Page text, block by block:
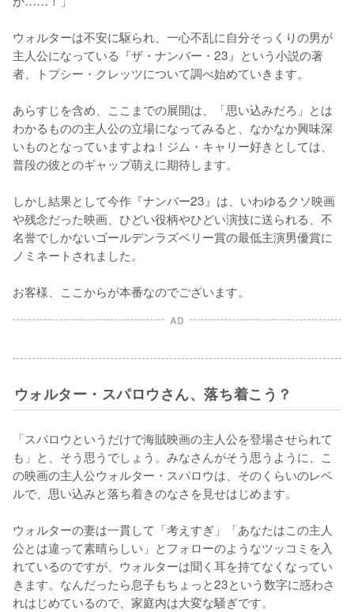
ウォルターは不安に駆られ、一心不乱に自分そっくりの男が
主人公になっている『ザ・ナンバー・23』という小説の著
者、トプシー・クレッツについて調べ始めていきます。
あらすじを含め、ここまでの展開は、「思い込みだろ」とは
わかるものの主人公の立場になってみると、なかなか興味深
いものとなっていますよね！ジム・キャリー好きとしては、
普段の彼とのギャップ萌えに期待します。
しかし結果として今作『ナンバー23』は、いわゆるクソ映画
や残念だった映画、ひどい役柄やひどい演技に送られる、不
名誉でしかないゴールデンラズベリー賞の最低主演男優賞に
ノミネートされました。
お客様、ここからが本番なのでございます。
AD
ウォルター・スパロウさん、落ち着こう？
「スパロウというだけで海賊映画の主人公を登場させられて
も」と、そう思うでしょう。みなさんがそう思うように、こ
の映画の主人公ウォルター・スパロウは、そのくらいのレベ
ルで、思い込みと落ち着きのなさを見せはじめます。
ウォルターの妻は一貫して「考えすぎ」「あなたはこの主人
公とは違って素晴らしい」とフォローのようなツッコミを入
れているのですが、ウォルターは聞く耳を持てなくなってい
きます。なんだったら息子もちょっと23という数字に惑わさ
れはじめているので、家庭内は大変な騒ぎです。